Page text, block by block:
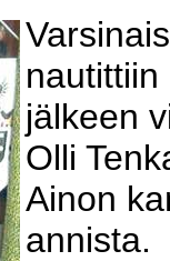
jälkeen
Olli
Ainon
annista.